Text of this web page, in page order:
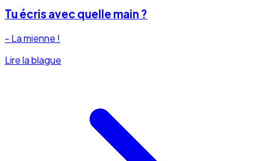
Tu écris avec quelle main ?
- La mienne !
Lire la blague